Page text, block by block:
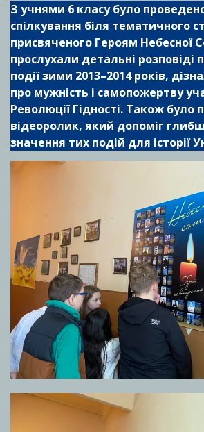
З учнями 6 класу було
спілкування біля тематичного
присвяченого Героям Небесної
прослухали детальні розповіді
події зими 2013–2014 років,
про мужність і самопожертву
Революції Гідності. Також було
відеоролик, який допоміг
значення тих подій для історії